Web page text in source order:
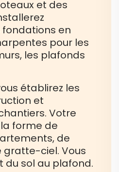
et des
en
pour les
les plafonds
établirez les
et
Votre
forme de
de
ciel. Vous
du sol au plafond.